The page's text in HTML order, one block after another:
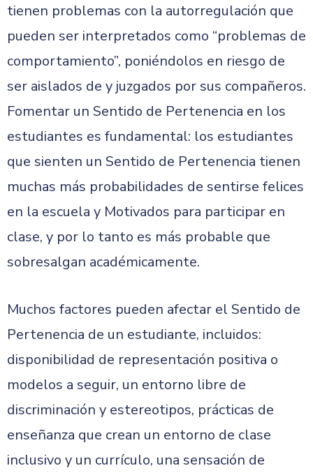
tienen problemas con la autorregulación que
pueden ser interpretados como “problemas de
comportamiento”, poniéndolos en riesgo de
ser aislados de y juzgados por sus compañeros.
Fomentar un Sentido de Pertenencia en los
estudiantes es fundamental: los estudiantes
que sienten un Sentido de Pertenencia tienen
muchas más probabilidades de sentirse felices
en la escuela y Motivados para participar en
clase, y por lo tanto es más probable que
sobresalgan académicamente.
Muchos factores pueden afectar el Sentido de
Pertenencia de un estudiante, incluidos:
disponibilidad de representación positiva o
modelos a seguir, un entorno libre de
discriminación y estereotipos, prácticas de
enseñanza que crean un entorno de clase
inclusivo y un currículo, una sensación de